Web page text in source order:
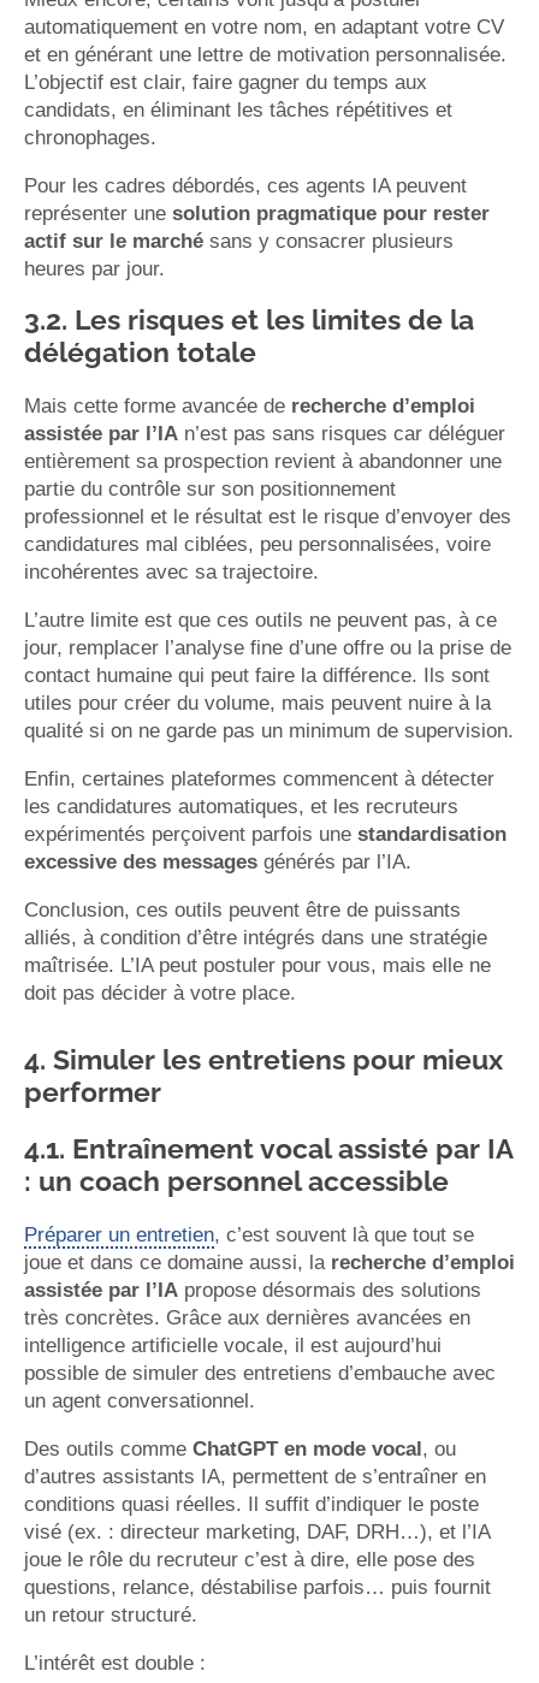
automatiquement en votre nom, en adaptant votre CV
et en générant une lettre de motivation personnalisée.
L’objectif est clair, faire gagner du temps aux
candidats, en éliminant les tâches répétitives et
chronophages.
Pour les cadres débordés, ces agents IA peuvent
représenter une solution pragmatique pour rester
actif sur le marché sans y consacrer plusieurs
heures par jour.
3.2. Les risques et les limites de la
délégation totale
Mais cette forme avancée de recherche d’emploi
assistée par l’IA n’est pas sans risques car déléguer
entièrement sa prospection revient à abandonner une
partie du contrôle sur son positionnement
professionnel et le résultat est le risque d’envoyer des
candidatures mal ciblées, peu personnalisées, voire
incohérentes avec sa trajectoire.
L’autre limite est que ces outils ne peuvent pas, à ce
jour, remplacer l’analyse fine d’une offre ou la prise de
contact humaine qui peut faire la différence. Ils sont
utiles pour créer du volume, mais peuvent nuire à la
qualité si on ne garde pas un minimum de supervision.
Enfin, certaines plateformes commencent à détecter
les candidatures automatiques, et les recruteurs
expérimentés perçoivent parfois une standardisation
excessive des messages générés par l’IA.
Conclusion, ces outils peuvent être de puissants
alliés, à condition d’être intégrés dans une stratégie
maîtrisée. L’IA peut postuler pour vous, mais elle ne
doit pas décider à votre place.
4. Simuler les entretiens pour mieux
performer
4.1. Entraînement vocal assisté par IA
: un coach personnel accessible
Préparer un entretien, c’est souvent là que tout se
joue et dans ce domaine aussi, la recherche d’emploi
assistée par l’IA propose désormais des solutions
très concrètes. Grâce aux dernières avancées en
intelligence artificielle vocale, il est aujourd’hui
possible de simuler des entretiens d’embauche avec
un agent conversationnel.
Des outils comme ChatGPT en mode vocal, ou
d’autres assistants IA, permettent de s’entraîner en
conditions quasi réelles. Il suffit d’indiquer le poste
visé (ex. : directeur marketing, DAF, DRH…), et l’IA
joue le rôle du recruteur c’est à dire, elle pose des
questions, relance, déstabilise parfois… puis fournit
un retour structuré.
L’intérêt est double :